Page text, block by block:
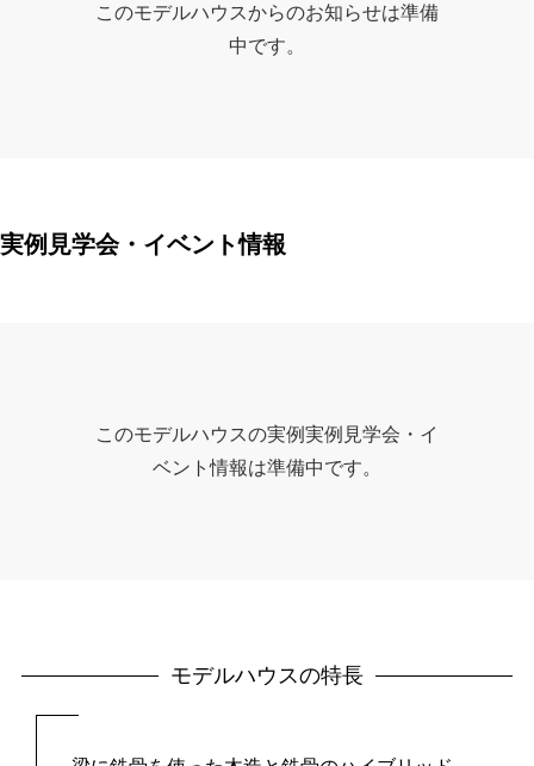
このモデルハウスからのお知らせは準備
中です。
実例見学会・イベント情報
このモデルハウスの実例実例見学会・イ
ベント情報は準備中です。
モデルハウスの特長